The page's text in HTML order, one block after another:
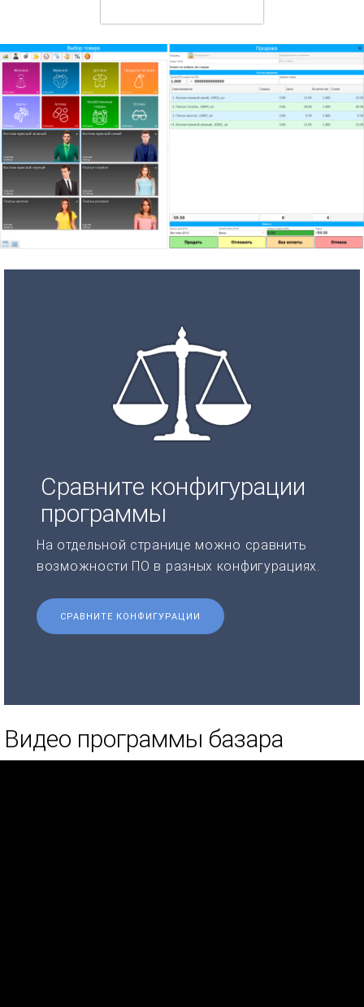
Сравните конфигурации
программы
На отдельной странице можно сравнить
возможности ПО в разных конфигурациях.
СРАВНИТЕ КОНФИГУРАЦИИ
Видео программы базара